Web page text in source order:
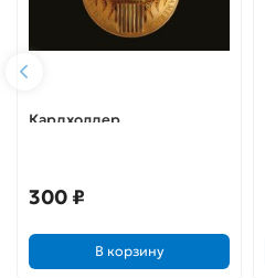
Кардхолдер.
300 ₽
В корзину